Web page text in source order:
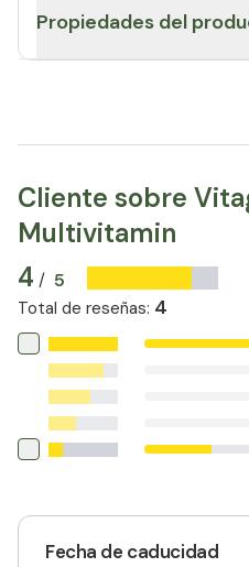
Propiedades del
Cliente sobre
Multivitamin
4 / 5
Total de reseñas: 4
Fecha de caducidad